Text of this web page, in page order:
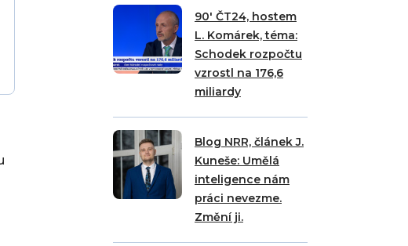
90′ ČT24, hostem
L. Komárek, téma:
Schodek rozpočtu
vzrostl na 176,6
miliardy
Blog NRR, článek J.
Kuneše: Umělá
inteligence nám
práci nevezme.
Změní ji.